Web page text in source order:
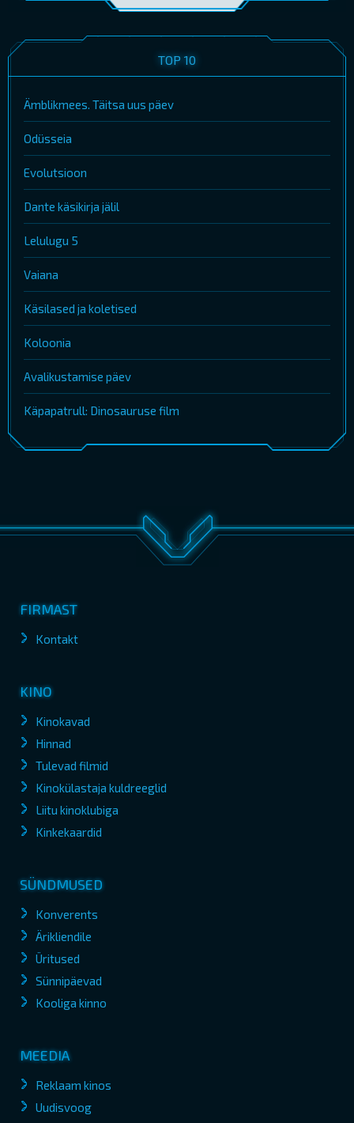
TOP 10
Ämblikmees. Täitsa uus päev
Odüsseia
Evolutsioon
Dante käsikirja jälil
Lelulugu 5
Vaiana
Käsilased ja koletised
Koloonia
Avalikustamise päev
Käpapatrull: Dinosauruse film
FIRMAST
Kontakt
KINO
Kinokavad
Hinnad
Tulevad filmid
Kinokülastaja kuldreeglid
Liitu kinoklubiga
Kinkekaardid
SÜNDMUSED
Konverents
Ärikliendile
Üritused
Sünnipäevad
Kooliga kinno
MEEDIA
Reklaam kinos
Uudisvoog